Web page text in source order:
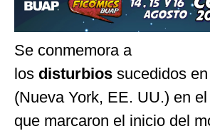
Se conmemora a
los disturbios sucedidos en
(Nueva York, EE. UU.) en
que marcaron el inicio del